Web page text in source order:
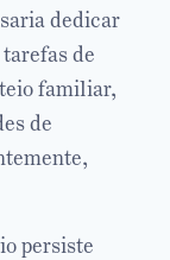
dedicar
de
familiar,
de
persiste